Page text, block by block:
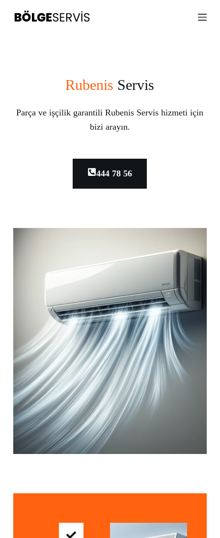
Rubenis Servis
Parça ve işçilik garantili Rubenis Servis hizmeti için
bizi arayın.
444 78 56